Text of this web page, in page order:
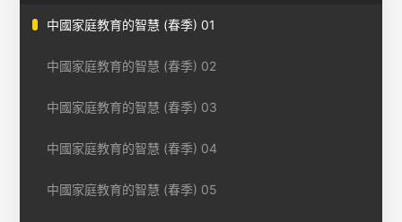
中國家庭教育的智慧 (春季) 01
中國家庭教育的智慧 (春季) 02
中國家庭教育的智慧 (春季) 03
中國家庭教育的智慧 (春季) 04
中國家庭教育的智慧 (春季) 05